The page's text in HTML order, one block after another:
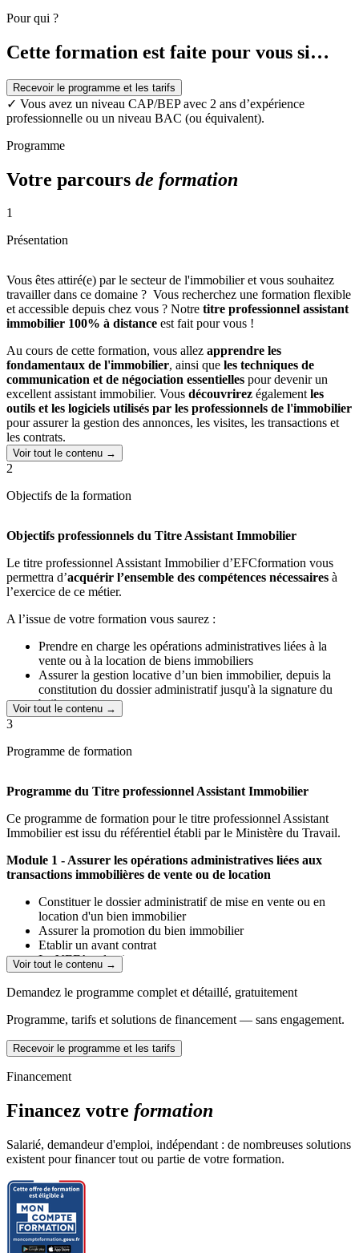
Pour qui ?
Cette formation est faite pour vous si…
Recevoir le programme et les tarifs
✓ Vous avez un niveau CAP/BEP avec 2 ans d’expérience
professionnelle ou un niveau BAC (ou équivalent).
Programme
Votre parcours de formation
1
Présentation
Vous êtes attiré(e) par le secteur de l'immobilier et vous souhaitez
travailler dans ce domaine ? Vous recherchez une formation flexible
et accessible depuis chez vous ? Notre titre professionnel assistant
immobilier 100% à distance est fait pour vous !
Au cours de cette formation, vous allez apprendre les
fondamentaux de l'immobilier, ainsi que les techniques de
communication et de négociation essentielles pour devenir un
excellent assistant immobilier. Vous découvrirez égalementles
outils et les logiciels utilisés par les professionnels de l'immobilier
pour assurer la gestion des annonces, les visites, les transactions et
les contrats.
Grâce au programme du titre professionnel assistant immobilier et à
vous développerez toutes les compétences recherchées par les
À la fin de votre formation, vous serez en mesure de travailler
pleinement au succès de votre entreprise,cabinet, agence ou syndic
de copropriété.
Voir tout le contenu →
2
Objectifs de la formation
Objectifs professionnels du Titre Assistant Immobilier
Le titre professionnel Assistant Immobilier d’EFCformation vous
permettra d’acquérir l’ensemble des compétences nécessaires à
l’exercice de ce métier.
A l’issue de votre formation vous saurez :
Prendre en charge les opérations administratives liées à la
vente ou à la location de biens immobiliers
Assurer la gestion locative d’un bien immobilier, depuis la
constitution du dossier administratif jusqu'à la signature du
bail
Gérer l’ensemble des opérations courantes liées aux
Vous serez préparé à l’ensemble des missions et
partenaires professionnels et votre clientèle.
Voir tout le contenu →
3
Programme de formation
Programme du Titre professionnel Assistant Immobilier
Ce programme de formation pour le titre professionnel Assistant
Immobilier est issu du référentiel établi par le Ministère du Travail.
Module 1 - Assurer les opérations administratives liées aux
transactions immobilières de vente ou de location
Constituer le dossier administratif de mise en vente ou en
location d'un bien immobilier
Assurer la promotion du bien immobilier
Etablir un avant contrat
La VEFA et le viager
Module 2 Prendre en charge les activités liées à la gestion
locative d'un bien immobilier
Constituer le dossier administratif d'un bien en gestion
locative jusqu'à la signature du bail
Assurer les opérations courantes de gestion locative d'un bien
immobilier
Module 3 - Assurer les opérations courantes de gestion d'une
Assurer la gestion administrative courante d'une copropriété
Elaborer le budget de la copropriété
L'assemblée générale de copropriétaires
Module 4- Dossier professionnel
Présentation des Titres Professionnels
Voir tout le contenu →
Demandez le programme complet et détaillé, gratuitement
Programme, tarifs et solutions de financement — sans engagement.
Recevoir le programme et les tarifs
Financement
Financez votre formation
Salarié, demandeur d'emploi, indépendant : de nombreuses solutions
existent pour financer tout ou partie de votre formation.